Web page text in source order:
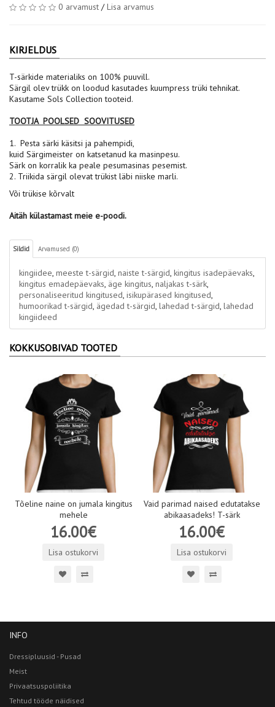
0 arvamust /Lisa arvamus
KIRJELDUS
T-särkide materialiks on 100% puuvill.
Särgil olev trükk on loodud kasutades kuumpress trüki tehnikat.
Kasutame Sols Collection tooteid.
TOOTJA POOLSED SOOVITUSED
1. Pesta särki käsitsi ja pahempidi,
kuid Särgimeister on katsetanud ka masinpesu.
Särk on korralik ka peale pesumasinas pesemist.
2. Triikida särgil olevat trükist läbi niiske marli.
Või trükise kõrvalt
Aitäh külastamast meie e-poodi.
Sildid Arvamused (0)
kingiidee, meeste t-särgid, naiste t-särgid, kingitus isadepäevaks,
kingitus emadepäevaks, äge kingitus, naljakas t-särk,
personaliseeritud kingitused, isikupärased kingitused,
humoorikad t-särgid, ägedad t-särgid, lahedad t-särgid, lahedad
kingiideed
KOKKUSOBIVAD TOOTED
Tõeline naine on jumala kingitus
mehele
16.00€
Lisa ostukorvi
Vaid parimad naised edutatakse
abikaasadeks! T-särk
16.00€
Lisa ostukorvi
INFO
Dressipluusid - Pusad
Meist
Privaatsuspoliitika
Tehtud tööde näidised